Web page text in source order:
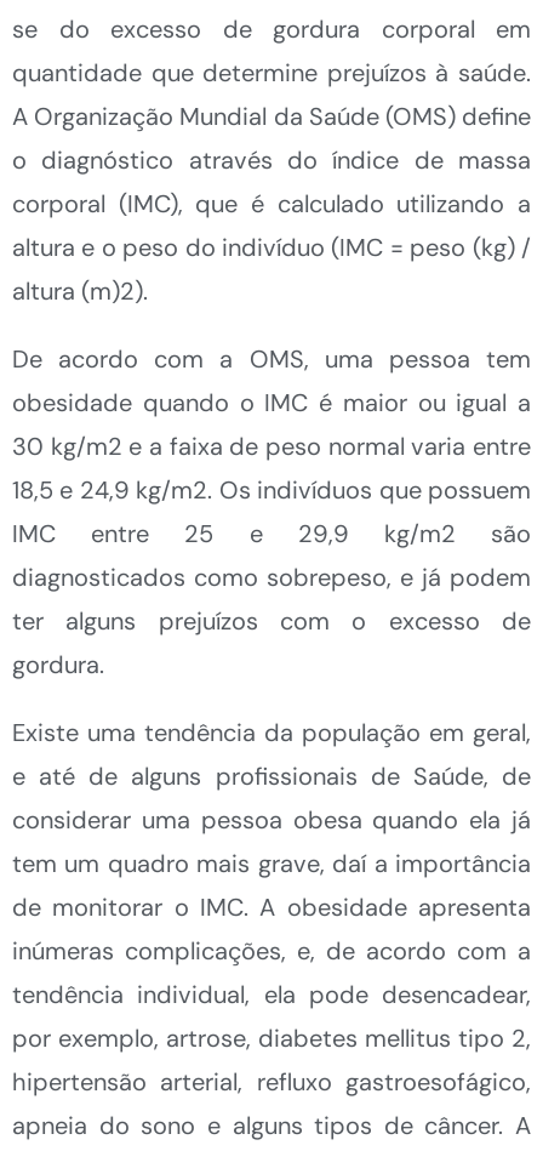
se do excesso de gordura corporal em
quantidade que determine prejuízos à saúde.
A Organização Mundial da Saúde (OMS) define
o diagnóstico através do índice de massa
corporal (IMC), que é calculado utilizando a
altura e o peso do indivíduo (IMC = peso (kg) /
altura (m)2).
De acordo com a OMS, uma pessoa tem
obesidade quando o IMC é maior ou igual a
30 kg/m2 e a faixa de peso normal varia entre
18,5 e 24,9 kg/m2. Os indivíduos que possuem
IMC entre 25 e 29,9 kg/m2 são
diagnosticados como sobrepeso, e já podem
ter alguns prejuízos com o excesso de
gordura.
Existe uma tendência da população em geral,
e até de alguns profissionais de Saúde, de
considerar uma pessoa obesa quando ela já
tem um quadro mais grave, daí a importância
de monitorar o IMC. A obesidade apresenta
inúmeras complicações, e, de acordo com a
tendência individual, ela pode desencadear,
por exemplo, artrose, diabetes mellitus tipo 2,
hipertensão arterial, refluxo gastroesofágico,
apneia do sono e alguns tipos de câncer. A